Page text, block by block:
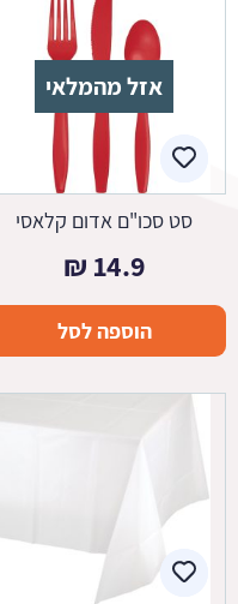
אזל מהמלאי
סט סכו"ם אדום קלאסי
14.9
₪
הוספה לסל